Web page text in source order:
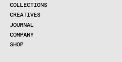
COMPANY
CONTRACT DIVISION
SHOP
COLLECTIONS
CREATIVES
JOURNAL
COMPANY
SHOP